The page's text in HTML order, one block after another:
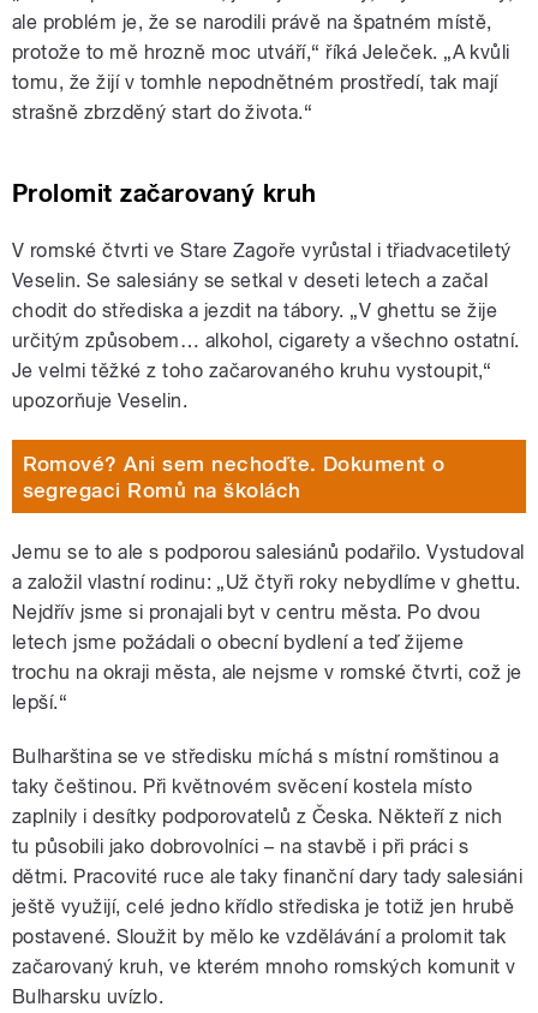
ale problém je, že se narodili právě na špatném místě,
protože to mě hrozně moc utváří,“ říká Jeleček. „A kvůli
tomu, že žijí v tomhle nepodnětném prostředí, tak mají
strašně zbrzděný start do života.“
Prolomit začarovaný kruh
V romské čtvrti ve Stare Zagoře vyrůstal i třiadvacetiletý
Veselin. Se salesiány se setkal v deseti letech a začal
chodit do střediska a jezdit na tábory. „V ghettu se žije
určitým způsobem… alkohol, cigarety a všechno ostatní.
Je velmi těžké z toho začarovaného kruhu vystoupit,“
upozorňuje Veselin.
Romové? Ani sem nechoďte. Dokument o
segregaci Romů na školách
Jemu se to ale s podporou salesiánů podařilo. Vystudoval
a založil vlastní rodinu: „Už čtyři roky nebydlíme v ghettu.
Nejdřív jsme si pronajali byt v centru města. Po dvou
letech jsme požádali o obecní bydlení a teď žijeme
trochu na okraji města, ale nejsme v romské čtvrti, což je
lepší.“
Bulharština se ve středisku míchá s místní romštinou a
taky češtinou. Při květnovém svěcení kostela místo
zaplnily i desítky podporovatelů z Česka. Někteří z nich
tu působili jako dobrovolníci – na stavbě i při práci s
dětmi. Pracovité ruce ale taky finanční dary tady salesiáni
ještě využijí, celé jedno křídlo střediska je totiž jen hrubě
postavené. Sloužit by mělo ke vzdělávání a prolomit tak
začarovaný kruh, ve kterém mnoho romských komunit v
Bulharsku uvízlo.